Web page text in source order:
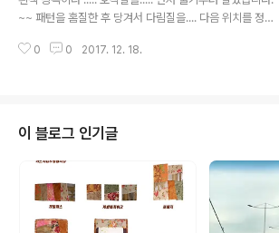
~~ 패턴을 홈질한 후 당겨서 다림질을.... 다음 위치를 정한
의 페이지에..... 뒷 부분에 부로우치 핀을 글루건으로 붙였
~~에어컨 커버는 덤으로...
0 0 2017. 12. 18.
이 블로그 인기글